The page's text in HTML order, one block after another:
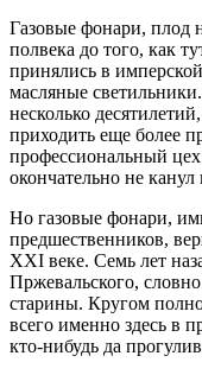
Газовые фонари, плод
полвека до того, как
принялись в
масляные
несколько
приходить еще более
профессиональный
окончательно не
Но газовые фонари,
предшественников,
XXI веке. Семь лет
Пржевальского,
старины. Кругом
всего именно здесь в
кто-нибудь да